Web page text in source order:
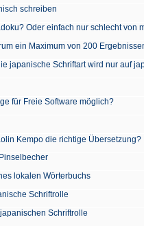
schreiben
Oder einfach nur schlecht von
ein Maximum von 200
japanische Schriftart wird nur auf
für Freie Software möglich?
Kempo die richtige Übersetzung?
lokalen Wörterbuchs
Schriftrolle
Schriftrolle